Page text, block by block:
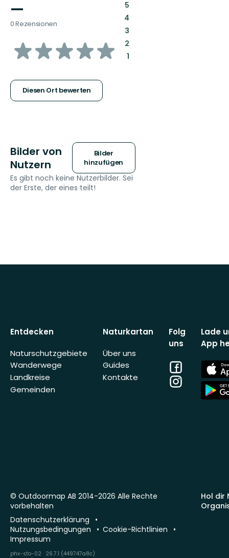
—
0 Rezensionen
von
Sternen
Diesen Ort bewerten
5:
4:
3:
2:
1:
Bilder von
Nutzern
Bilder
hinzufügen
Es gibt noch keine Nutzerbilder. Sei
der Erste, der eines teilt!
Entdecken
Naturschutzgebiete
Wanderwege
Landkreise
Gemeinden
Naturkartan
Über uns
Guides
Kontakte
Folg
uns
Facebook
Instagram
Lade
App
App
Store
App
Store
Hol dir
© Outdoormap AB 2014-2026 Alle Rechte
vorbehalten
Datenschutzerklärung
Nutzungsbedingungen
Cookie-Richtlinien
Impressum
phx-sto-02 · 26.7.1 (449747a8c)